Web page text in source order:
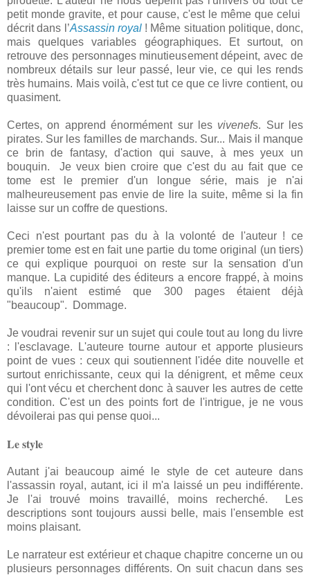
petit monde gravite, et pour cause, c'est le même que celui
décrit dans l’Assassin royal! Même situation politique, donc,
mais quelques variables géographiques. Et surtout, on
retrouve des personnages minutieusement dépeint, avec de
nombreux détails sur leur passé, leur vie, ce qui les rends
très humains. Mais voilà, c'est tut ce que ce livre contient, ou
quasiment.
Certes, on apprend énormément sur les vivenefs. Sur les
pirates. Sur les familles de marchands. Sur... Mais il manque
ce brin de fantasy, d'action qui sauve, à mes yeux un
bouquin. Je veux bien croire que c'est du au fait que ce
tome est le premier d'un longue série, mais je n'ai
malheureusement pas envie de lire la suite, même si la fin
laisse sur un coffre de questions.
Ceci n'est pourtant pas du à la volonté de l'auteur ! ce
premier tome est en fait une partie du tome original (un tiers)
ce qui explique pourquoi on reste sur la sensation d'un
manque. La cupidité des éditeurs a encore frappé, à moins
qu'ils n'aient estimé que 300 pages étaient déjà
"beaucoup". Dommage.
Je voudrai revenir sur un sujet qui coule tout au long du livre
: l'esclavage. L'auteure tourne autour et apporte plusieurs
point de vues : ceux qui soutiennent l'idée dite nouvelle et
surtout enrichissante, ceux qui la dénigrent, et même ceux
qui l'ont vécu et cherchent donc à sauver les autres de cette
condition. C'est un des points fort de l'intrigue, je ne vous
dévoilerai pas qui pense quoi...
Le style
Autant j'ai beaucoup aimé le style de cet auteure dans
l'assassin royal, autant, ici il m'a laissé un peu indifférente.
Je l'ai trouvé moins travaillé, moins recherché. Les
descriptions sont toujours aussi belle, mais l'ensemble est
moins plaisant.
Le narrateur est extérieur et chaque chapitre concerne un ou
plusieurs personnages différents. On suit chacun dans ses